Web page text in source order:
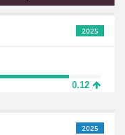
2025
0.12
2025